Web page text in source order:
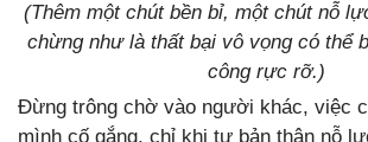
(Thêm một chút bền bỉ, một chút nỗ
chừng như là thất bại vô vọng có thể
công rực rỡ.)
Đừng trông chờ vào người khác, việc
mình cố gắng, chỉ khi tự bản thân nỗ